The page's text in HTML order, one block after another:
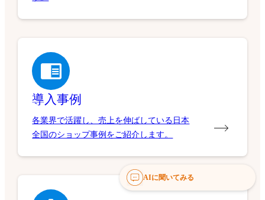
導入事例
各業界で活躍し、売上を伸ばしている日本
全国のショップ事例をご紹介します。
AIに聞いてみる